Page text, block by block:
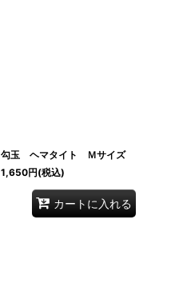
勾玉 ヘマタイト Ｍサイズ
1,650円(税込)
カートに入れる